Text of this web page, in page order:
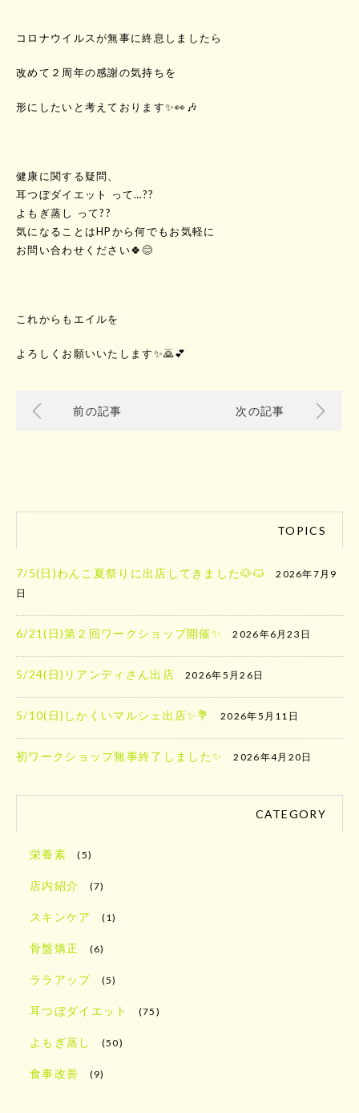
コロナウイルスが無事に終息しましたら
改めて２周年の感謝の気持ちを
形にしたいと考えております✨👀🎶
健康に関する疑問、
耳つぼダイエット って…??
よもぎ蒸し って??
気になることはHPから何でもお気軽に
お問い合わせください🍀😊
これからもエイルを
よろしくお願いいたします✨🙇💕
前の記事 次の記事
TOPICS
7/5(日)わんこ夏祭りに出店してきました🐶🐱
2026年7月9
日
6/21(日)第２回ワークショップ開催✨ 2026年6月23日
5/24(日)リアンディさん出店 2026年5月26日
5/10(日)しかくいマルシェ出店✨️💐 2026年5月11日
初ワークショップ無事終了しました✨ 2026年4月20日
CATEGORY
栄養素 (5)
店内紹介 (7)
スキンケア (1)
骨盤矯正 (6)
ララアップ (5)
耳つぼダイエット (75)
よもぎ蒸し (50)
食事改善 (9)